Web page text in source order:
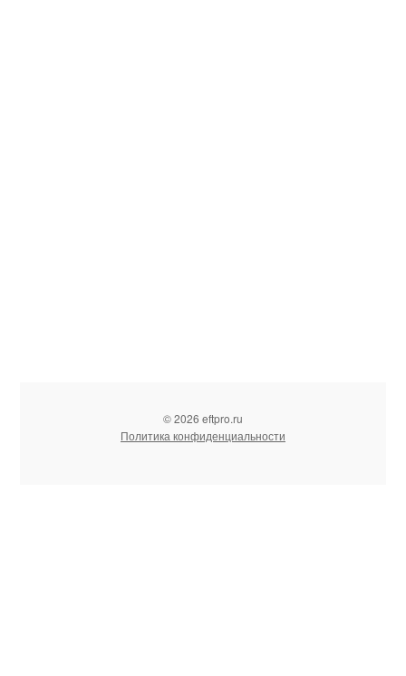
© 2026 eftpro.ru
Политика конфиденциальности